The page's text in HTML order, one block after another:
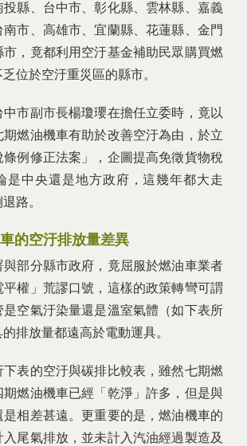
縣、台中市、彰化縣、雲林縣、嘉義
市、高雄市、宜蘭縣、花蓮縣、金門
，竟都利用空汙基金補助民眾購買燃
位於空汙重災區的縣市。
市副市長楊瓊瓔在擔任立委時，竟以
燃油機車有助於改善空汙為由，於立
條例修正法案」，企圖提高免徵貨物稅
是中央還是地方政府，這幾年都大走
路。
的空汙排放量差異
部分縣市政府，竟屈服於燃油車業者
平權」荒謬口號，這樣的政策轉彎可謂
是空氣汙染量還是溫室氣體（如下表所
排放量都遠高於電動運具。
表的空汙與碳排比較表，雖然七期燃
燃油機車已經「乾淨」許多，但是與
是相差甚遠。更重要的是，燃油機車的
尾氣排放，並未計入汽油經過製造及